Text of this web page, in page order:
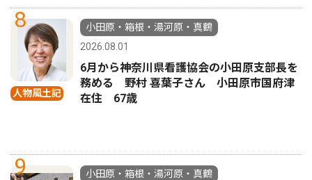
8
人物風土記
小田原・箱根・湯河原・真鶴
2026.08.01
6月から神奈川県看護協会の小田原支部長を
務める 野村 喜葉子さん 小田原市国府津
在住 67歳
9
小田原・箱根・湯河原・真鶴